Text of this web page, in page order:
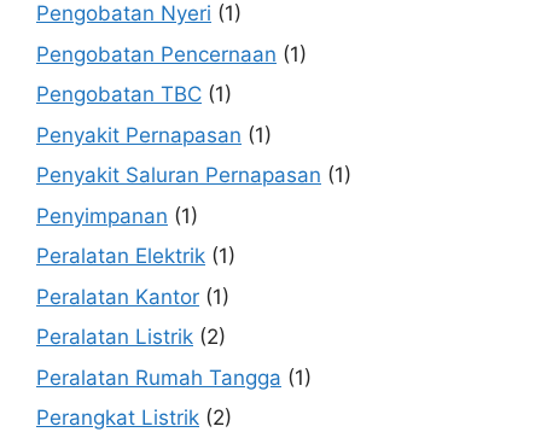
Pengobatan Nyeri (1)
Pengobatan Pencernaan (1)
Pengobatan TBC (1)
Penyakit Pernapasan (1)
Penyakit Saluran Pernapasan (1)
Penyimpanan (1)
Peralatan Elektrik (1)
Peralatan Kantor (1)
Peralatan Listrik (2)
Peralatan Rumah Tangga (1)
Perangkat Listrik (2)